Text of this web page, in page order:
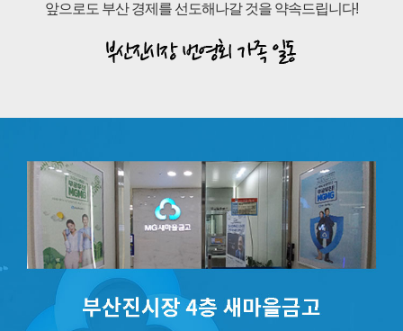
앞으로도 부산 경제를 선도해나갈 것을 약속드립니다!